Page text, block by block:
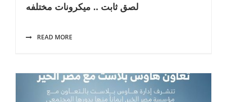
لصق ثابت .. ميكرونات مختلفه
READ MORE